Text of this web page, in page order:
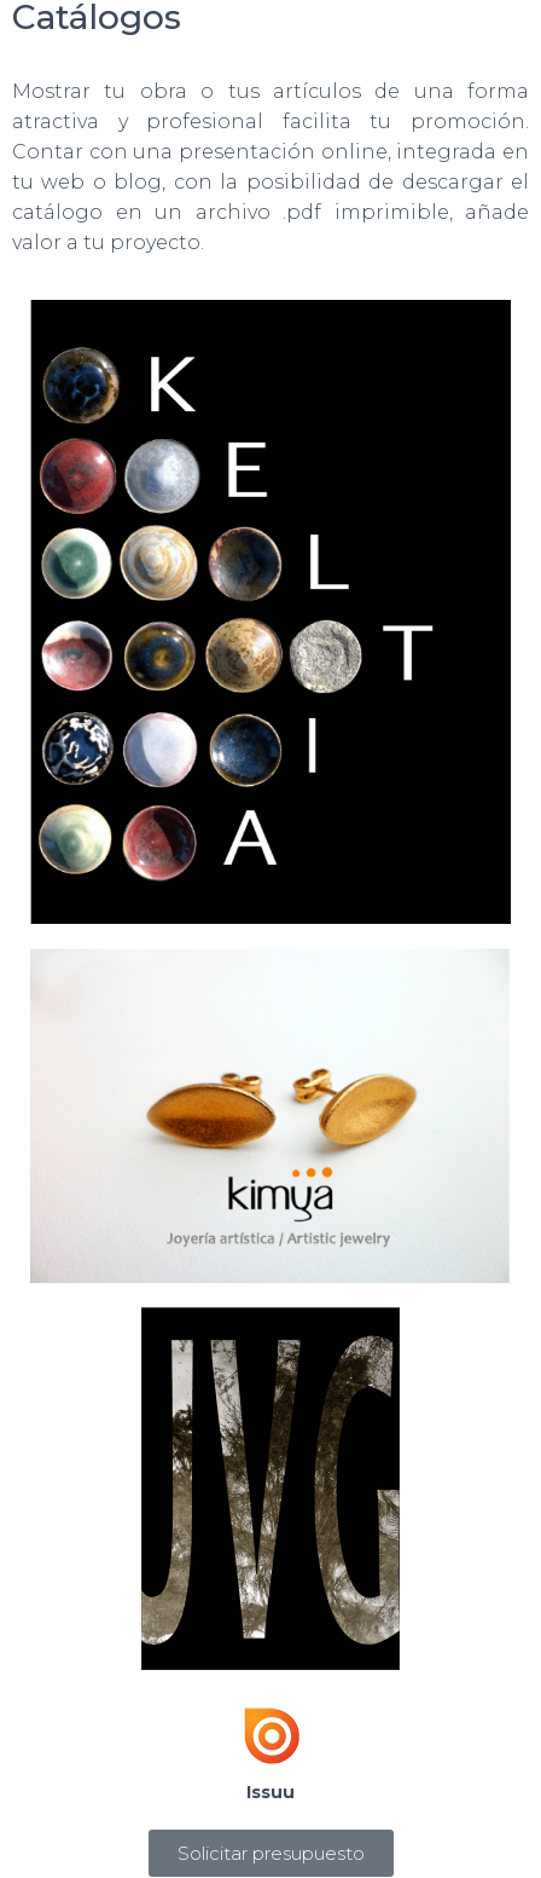
Catálogos
Mostrar tu obra o tus artículos de una forma
atractiva y profesional facilita tu promoción.
Contar con una presentación online, integrada en
tu web o blog, con la posibilidad de descargar el
catálogo en un archivo .pdf imprimible, añade
valor a tu proyecto.
Issuu
Solicitar presupuesto